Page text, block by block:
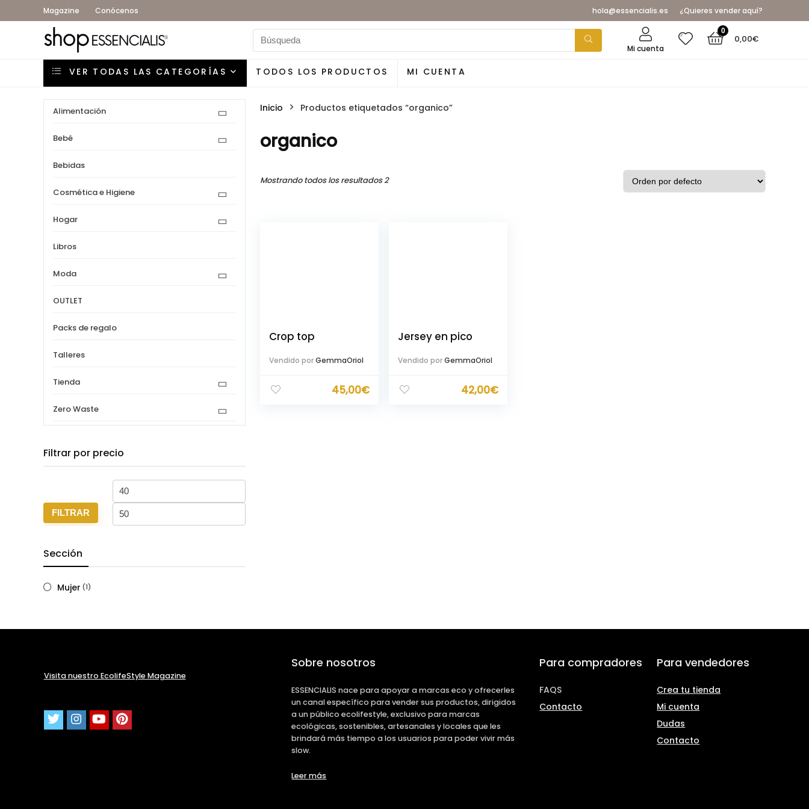
Magazine Conócenos hola@essencialis.es ¿Quieres vender aquí?
Mi cuenta
0
0,00€
VER TODAS LAS CATEGORÍAS TODOS LOS PRODUCTOS MI CUENTA
Alimentación
Bebé
Bebidas
Cosmética e Higiene
Hogar
Libros
Moda
OUTLET
Packs de regalo
Talleres
Tienda
Zero Waste
Filtrar por precio
Precio
mínimo
máximo
FILTRAR
Sección
Mujer (1)
Inicio Productos etiquetados “organico”
organico
Mostrando todos los resultados 2
Crop top
Vendido porGemmaOriol
45,00€
Jersey en pico
Vendido porGemmaOriol
42,00€
Visita nuestro EcolifeStyle Magazine
Sobre nosotros
ESSENCIALIS nace para apoyar a marcas eco y ofrecerles
un canal específico para vender sus productos, dirigidos
a un público ecolifestyle, exclusivo para marcas
ecológicas, sostenibles, artesanales y locales que les
brindará más tiempo a los usuarios para poder vivir más
slow.
Leer más
Para compradores
FAQS
Contacto
Para vendedores
Crea tu tienda
Mi cuenta
Dudas
Contacto